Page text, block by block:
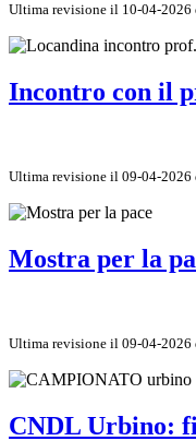
Ultima revisione il 10-04-2026
Incontro con il
Ultima revisione il 09-04-2026
Mostra per la
Ultima revisione il 09-04-2026
CNDL Urbino: